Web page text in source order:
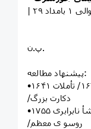
پ.ن.
پیشنهاد مطالعه:
/دکارت بزرگ
۱۷۵۵
/روسو ی معظم